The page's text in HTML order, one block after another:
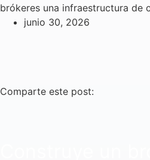
brókeres una infraestructura de
junio 30, 2026
Comparte este post: